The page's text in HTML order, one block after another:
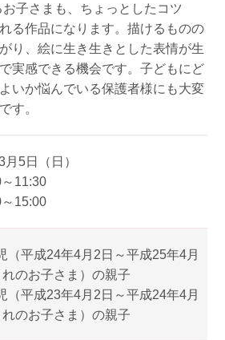
子さまも、ちょっとしたコツ
る作品になります。描けるものの
り、絵に生き生きとした表情が生
実感できる機会です。子どもにど
いか悩んでいる保護者様にも大変
す。
5日（日）
11:30
15:00
（平成24年4月2日～平成25年4月
のお子さま）の親子
（平成23年4月2日～平成24年4月
のお子さま）の親子